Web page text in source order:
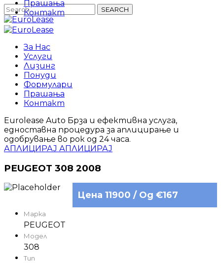
SEARCH
Прашања
Контакт
За Нас
Услуги
Лизинг
Понуди
Формулари
Прашања
Контакт
Eurolease Auto Брза и ефективна услуга,
едноставна процедура за аплицирање и
одобрување во рок од 24 часа.
АПЛИЦИРАЈ АПЛИЦИРАЈ
PEUGEOT 308 2008
Цена 11900 / Од €167
Марка
PEUGEOT
Модел
308
Тип